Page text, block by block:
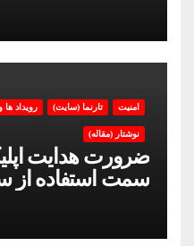
امنیت تارنما (سایت) رویداد ها
نوشتار (مقاله)
ضرورت هدایت
سمت استفاده از